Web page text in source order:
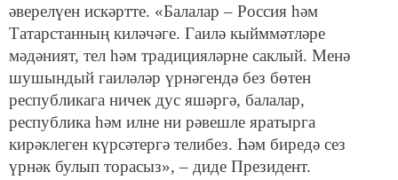
әверелүен искәртте. «Балалар – Россия һәм
Татарстанның киләчәге. Гаилә кыйммәтләре
мәдәният, тел һәм традицияләрне саклый. Менә
шушындый гаиләләр үрнәгендә без бөтен
республикага ничек дус яшәргә, балалар,
республика һәм илне ни рәвешле яратырга
кирәклеген күрсәтергә телибез. Һәм биредә сез
үрнәк булып торасыз», – диде Президент.